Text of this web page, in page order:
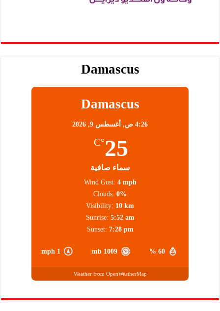
Damascus
Damascus
4:26 ص, أغسطس 9, 2026
25
°C
سماء صافية
60 %
1009 mb
1 mph
Wind Gust: 4 mph
Clouds: 0%
Visibility: 10 km
Sunrise: 5:52 am
Sunset: 7:28 pm
Weather from OpenWeatherMap